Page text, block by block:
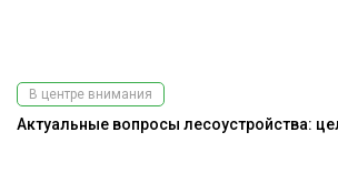
В центре внимания
Актуальные вопросы лесоустройства: